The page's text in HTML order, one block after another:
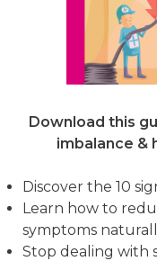
Download this
imbalance &
Discover the 10
Learn how to
symptoms
Stop dealing with